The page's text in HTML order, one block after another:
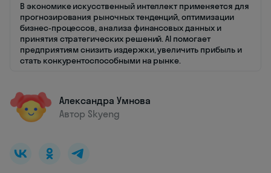
В экономике искусственный интеллект применяется для
прогнозирования рыночных тенденций, оптимизации
бизнес-процессов, анализа финансовых данных и
принятия стратегических решений. AI помогает
предприятиям снизить издержки, увеличить прибыль и
стать конкурентоспособными на рынке.
Александра Умнова
Автор Skyeng